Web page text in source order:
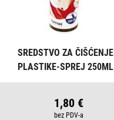
SREDSTVO ZA ČIŠĆENJE
PLASTIKE-SPREJ 250ML
FORNAX
1,80 €